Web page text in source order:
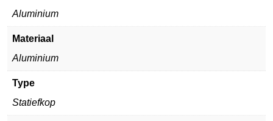
Aluminium
Materiaal
Aluminium
Type
Statiefkop